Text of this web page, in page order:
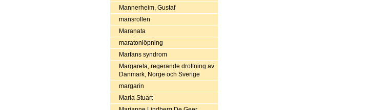
Mannerheim, Gustaf
mansrollen
Maranata
maratonlöpning
Marfans syndrom
Margareta, regerande drottning av
Danmark, Norge och Sverige
margarin
Maria Stuart